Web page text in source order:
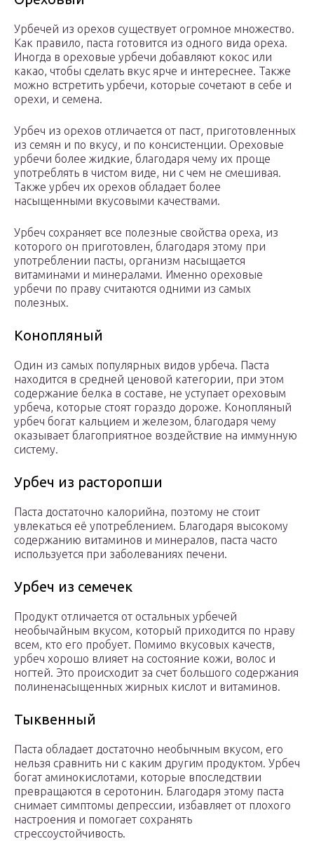
Урбечей из орехов существует огромное множество.
Как правило, паста готовится из одного вида ореха.
Иногда в ореховые урбечи добавляют кокос или
какао, чтобы сделать вкус ярче и интереснее. Также
можно встретить урбечи, которые сочетают в себе и
орехи, и семена.
Урбеч из орехов отличается от паст, приготовленных
из семян и по вкусу, и по консистенции. Ореховые
урбечи более жидкие, благодаря чему их проще
употреблять в чистом виде, ни с чем не смешивая.
Также урбеч их орехов обладает более
насыщенными вкусовыми качествами.
Урбеч сохраняет все полезные свойства ореха, из
которого он приготовлен, благодаря этому при
употреблении пасты, организм насыщается
витаминами и минералами. Именно ореховые
урбечи по праву считаются одними из самых
полезных.
Конопляный
Один из самых популярных видов урбеча. Паста
находится в средней ценовой категории, при этом
содержание белка в составе, не уступает ореховым
урбеча, которые стоят гораздо дороже. Конопляный
урбеч богат кальцием и железом, благодаря чему
оказывает благоприятное воздействие на иммунную
систему.
Урбеч из расторопши
Паста достаточно калорийна, поэтому не стоит
увлекаться её употреблением. Благодаря высокому
содержанию витаминов и минералов, паста часто
используется при заболеваниях печени.
Урбеч из семечек
Продукт отличается от остальных урбечей
необычайным вкусом, который приходится по нраву
всем, кто его пробует. Помимо вкусовых качеств,
урбеч хорошо влияет на состояние кожи, волос и
ногтей. Это происходит за счет большого содержания
полиненасыщенных жирных кислот и витаминов.
Тыквенный
Паста обладает достаточно необычным вкусом, его
нельзя сравнить ни с каким другим продуктом. Урбеч
богат аминокислотами, которые впоследствии
превращаются в серотонин. Благодаря этому паста
снимает симптомы депрессии, избавляет от плохого
настроения и помогает сохранять
стрессоустойчивость.